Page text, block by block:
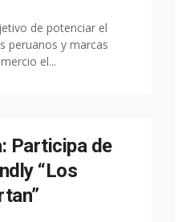
de potenciar el
peruanos y marcas
el...
Participa de
“Los